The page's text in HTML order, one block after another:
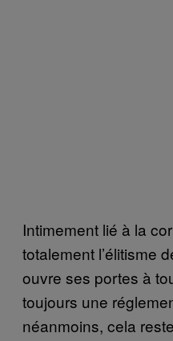
Intimement lié à la
totalement l’élitisme
ouvre ses portes à
toujours une
néanmoins, cela